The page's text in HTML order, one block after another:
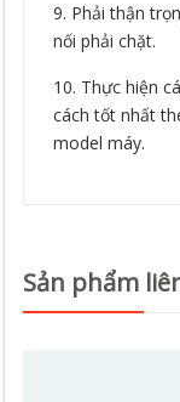
9. Phải thận
nối phải chặt.
10. Thực hiện
cách tốt nhất
model máy.
Sản phẩm